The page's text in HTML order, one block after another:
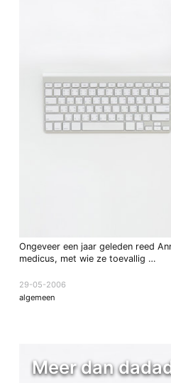
Ongeveer een jaar geleden reed
medicus, met wie ze toevallig …
29-05-2006
algemeen
Meer dan